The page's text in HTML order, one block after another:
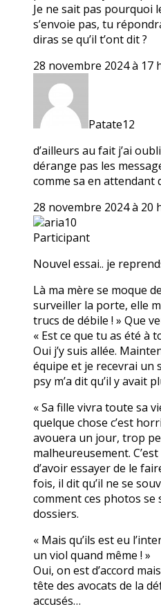
Je ne sait pas pourquoi
s’envoie pas, tu
diras se qu’il t’ont dit ?
28 novembre 2024 à 17
Patate12
d’ailleurs au fait j’ai
dérange pas les
comme sa en attendant
28 novembre 2024 à 20
aria10
Participant
Nouvel essai.. je
Là ma mère se moque
surveiller la porte, elle
trucs de débile ! » Que
« Est ce que tu as été à
Oui j’y suis allée.
équipe et je recevrai un
psy m’a dit qu’il y avait
« Sa fille vivra toute sa
quelque chose c’est
avouera un jour, trop
malheureusement.
d’avoir essayer de le
fois, il dit qu’il ne se
comment ces photos se
dossiers.
« Mais qu’ils est eu
un viol quand même ! »
Oui, on est d’accord
tête des avocats de la
accusés…